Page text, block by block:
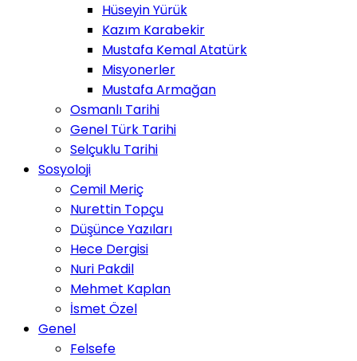
Hüseyin Yürük
Kazım Karabekir
Mustafa Kemal Atatürk
Misyonerler
Mustafa Armağan
Osmanlı Tarihi
Genel Türk Tarihi
Selçuklu Tarihi
Sosyoloji
Cemil Meriç
Nurettin Topçu
Düşünce Yazıları
Hece Dergisi
Nuri Pakdil
Mehmet Kaplan
İsmet Özel
Genel
Felsefe